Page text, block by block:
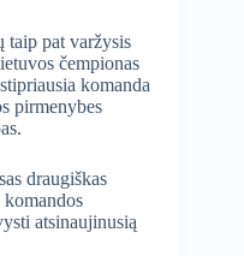
taip pat varžysis
čempionas
komanda
pirmenybes
draugiškas
atsinaujinusią